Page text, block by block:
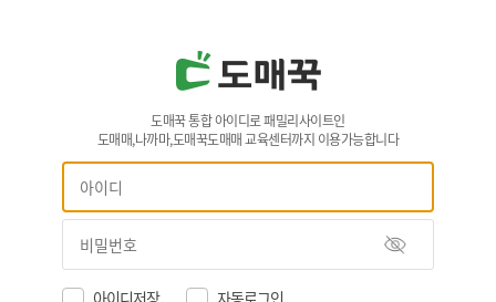
도매꾹 통합 아이디로 패밀리사이트인
도매매,나까마,도매꾹도매매 교육센터까지 이용가능합니다
아이디저장 자동로그인